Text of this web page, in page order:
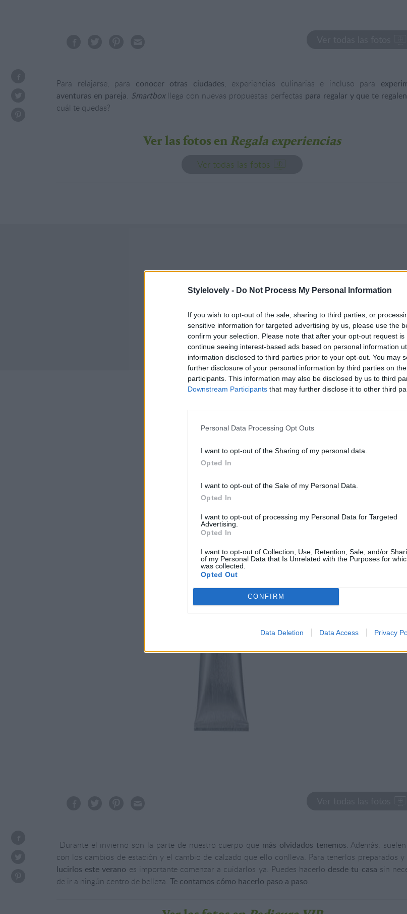
Stylelovely - Do Not Process My Personal Information
If you wish to opt-out of the sale, sharing to third parties, or
sensitive information for targeted advertising by us, please use the
confirm your selection. Please note that after your opt-out request
continue seeing interest-based ads based on personal information
information disclosed to third parties prior to your opt-out. You may
further disclosure of your personal information by third parties on the
participants. This information may also be disclosed by us to third
Downstream Participants that may further disclose it to other third
Personal Data Processing Opt Outs
I want to opt-out of the Sharing of my personal data.
Opted In
I want to opt-out of the Sale of my Personal Data.
Opted In
I want to opt-out of processing my Personal Data for Targeted
Advertising.
Opted In
I want to opt-out of Collection, Use, Retention, Sale, and/or
of my Personal Data that Is Unrelated with the Purposes for
was collected.
Opted Out
CONFIRM
Data Deletion Data Access Privacy
Para relajarse, para conocer otras ciudades, experiencias culinarias e incluso para
aventuras en pareja. Smartboxllega con nuevas propuestas perfectas para regalar y que te regalen
cuál te quedas?
Ver las fotos en Regala experiencias
Ver todas las fotos
Mima tus pies
30 abril, 2012 | 11:54 h
Durante el invierno son la parte de nuestro cuerpo que más olvidados tenemos. Además,
con los cambios de estación y el cambio de calzado que ello conlleva. Para tenerlos preparados y
lucirlos este verano es importante comenzar a cuidarlos ya. Puedes hacerlo desde tu casa sin
de ir a ningún centro de belleza. Te contamos cómo hacerlo paso a paso.